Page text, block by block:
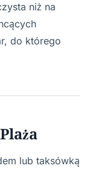
niż na
do którego
lub taksówką